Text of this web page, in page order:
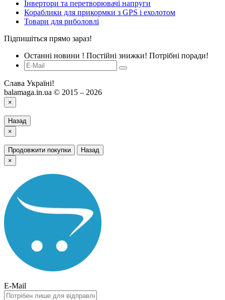
Інвертори та перетворювачі напруги
Кораблики для прикормки з GPS і ехолотом
Товари для риболовлі
Підпишіться прямо зараз!
Останні новини ! Постійні знижки! Потрібні поради!
Слава Україні!
balamaga.in.ua © 2015 – 2026
×
Назад
×
Продовжити покупки
Назад
×
E-Mail